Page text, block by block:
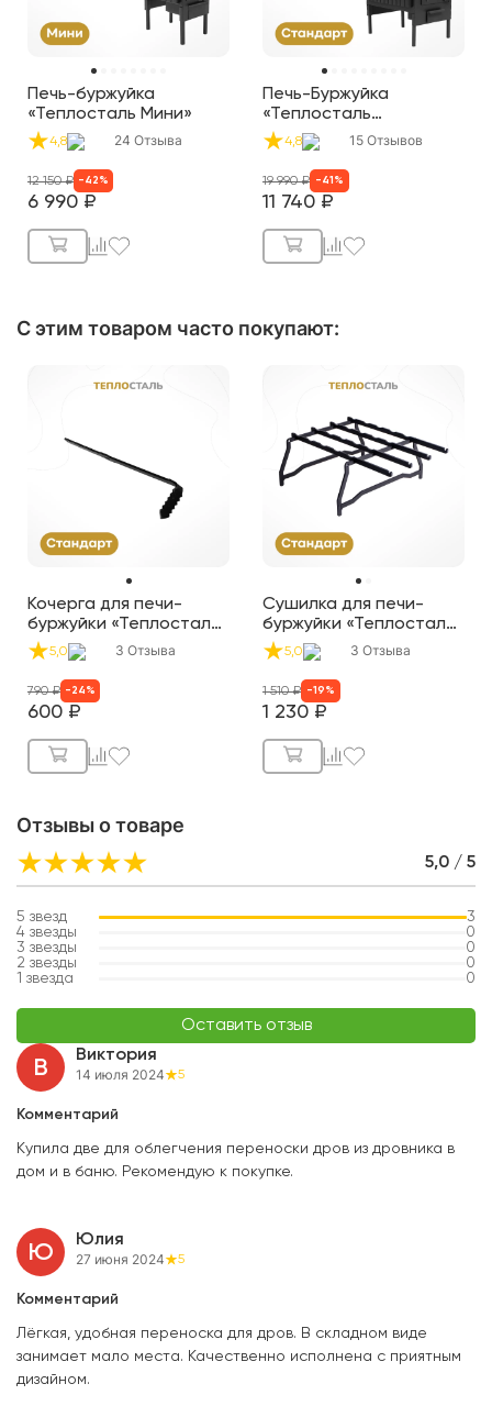
Печь-буржуйка
«Теплосталь Мини»
4,8 24 Отзыва
6 990 ₽
12 150₽ - 42 %
Печь-Буржуйка
«Теплосталь
Стандарт»
4,8 15 Отзывов
11 740 ₽
19 990₽ - 41 %
С этим товаром часто покупают:
Кочерга для печи-
буржуйки «Теплосталь
Стандарт»
5,0 3 Отзыва
600 ₽
790₽ - 24 %
Сушилка для печи-
буржуйки «Теплосталь
Стандарт»
5,0 3 Отзыва
1 230 ₽
1 510₽ -19 %
Отзывы о товаре
В
Виктория
14 июля 2024 5
Комментарий
Купила две для облегчения переноски дров из дровника в
дом и в баню. Рекомендую к покупке.
Ю
Юлия
27 июня 2024 5
Комментарий
Лёгкая, удобная переноска для дров. В складном виде
занимает мало места. Качественно исполнена с приятным
дизайном.
5,0 / 5
5 звезд
3
4 звезды
0
3 звезды
0
2 звезды
0
1 звезда 0
Оставить отзыв